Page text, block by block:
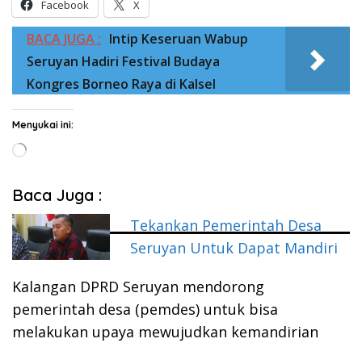
Facebook X
BACA JUGA : Intip Keseruan Wabup
Seruyan Hadiri Festival Budaya
Kongres Borneo Raya di Kalsel
Menyukai ini:
Memuat...
Baca Juga :
Tekankan Pemerintah Desa
Seruyan Untuk Dapat Mandiri
Kalangan DPRD Seruyan mendorong
pemerintah desa (pemdes) untuk bisa
melakukan upaya mewujudkan kemandirian